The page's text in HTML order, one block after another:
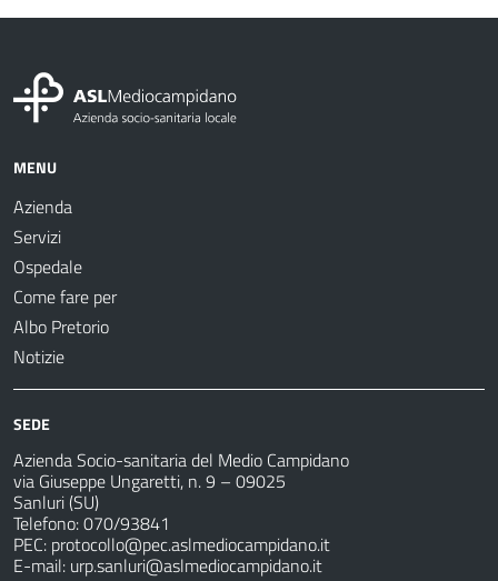
MENU
Azienda
Servizi
Ospedale
Come fare per
Albo Pretorio
Notizie
SEDE
Azienda Socio-sanitaria del Medio Campidano
via Giuseppe Ungaretti, n. 9 – 09025
Sanluri (SU)
Telefono: 070/93841
PEC: protocollo@pec.aslmediocampidano.it
E-mail: urp.sanluri@aslmediocampidano.it